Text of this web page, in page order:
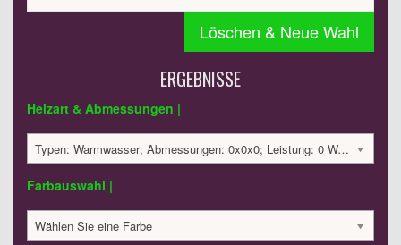
Löschen & Neue Wahl
ERGEBNISSE
Heizart & Abmessungen |
Typen: Warmwasser; Abmessungen: 0x0x0; Leistung: 0 Watt;
Farbauswahl |
Wählen Sie eine Farbe